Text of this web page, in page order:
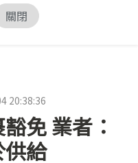
關閉
20:38:36
免 業者：
給